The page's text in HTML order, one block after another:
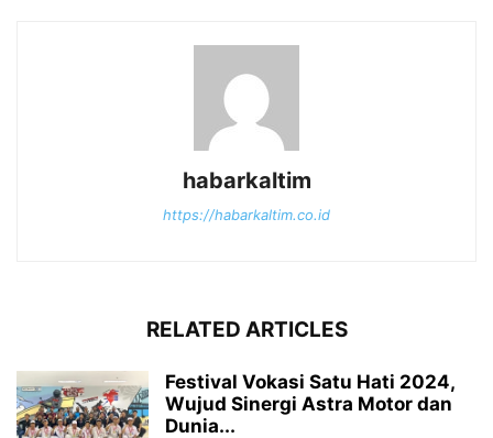
habarkaltim
https://habarkaltim.co.id
RELATED ARTICLES
Festival Vokasi Satu Hati 2024,
Wujud Sinergi Astra Motor dan
Dunia...